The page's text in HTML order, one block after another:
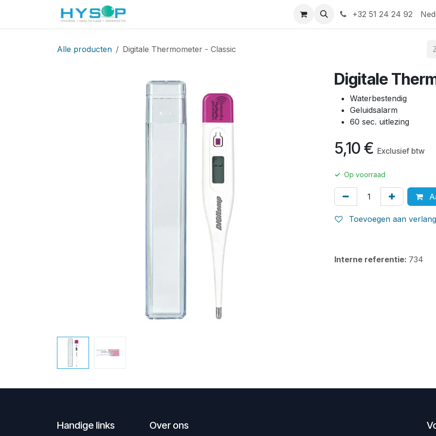
+32 51 24 24 92
Alle producten Digitale Thermometer - Classic
Digitale
Waterbestendig
Geluidsalarm
60 sec. uitlezing
5,10 € Exclusief btw
✓ Op voorraad
Toevoegen aan
Interne referentie: 734
Handige links Over ons